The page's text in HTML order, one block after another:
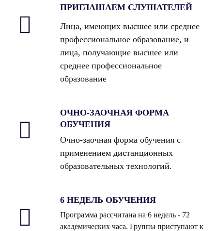
ПРИГЛАШАЕМ СЛУШАТЕЛЕЙ
Лица, имеющих высшее или среднее
профессиональное образование, и
лица, получающие высшее или
среднее профессиональное
образование
ОЧНО-ЗАОЧНАЯ ФОРМА
ОБУЧЕНИЯ
Очно-заочная форма обучения с
применением дистанционных
образовательных технологий.
6 НЕДЕЛЬ ОБУЧЕНИЯ
Программа рассчитана на 6 недель - 72
академических часа. Группы приступают к